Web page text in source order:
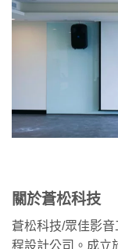
關於蒼松科技
蒼松科技/眾佳影
程設計公司。成立